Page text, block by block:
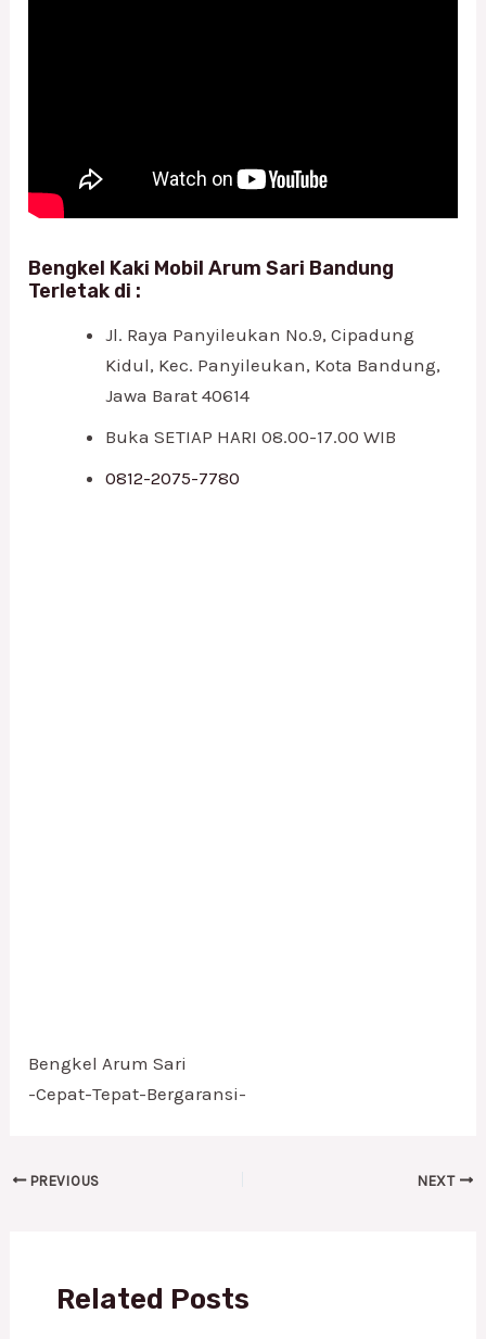
Bengkel Kaki Mobil Arum Sari Bandung
Terletak di :
Jl. Raya Panyileukan No.9, Cipadung
Kidul, Kec. Panyileukan, Kota Bandung,
Jawa Barat 40614
Buka SETIAP HARI 08.00-17.00 WIB
0812-2075-7780
Bengkel Arum Sari
-Cepat-Tepat-Bergaransi-
PREVIOUS NEXT
Related Posts